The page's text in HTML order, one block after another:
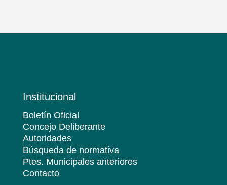
Institucional
Boletín Oficial
Concejo Deliberante
Autoridades
Búsqueda de normativa
Ptes. Municipales anteriores
Contacto